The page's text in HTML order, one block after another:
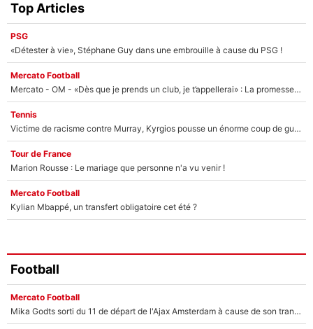
Top Articles
PSG
«Détester à vie», Stéphane Guy dans une embrouille à cause du PSG !
Mercato Football
Mercato - OM - «Dès que je prends un club, je t’appellerai» : La promesse de Marcelino au moment de claquer la porte
Tennis
Victime de racisme contre Murray, Kyrgios pousse un énorme coup de gueule !
Tour de France
Marion Rousse : Le mariage que personne n'a vu venir !
Mercato Football
Kylian Mbappé, un transfert obligatoire cet été ?
Football
Mercato Football
Mika Godts sorti du 11 de départ de l'Ajax Amsterdam à cause de son transfert imminent vers le PSG ? Son agent répond cash !